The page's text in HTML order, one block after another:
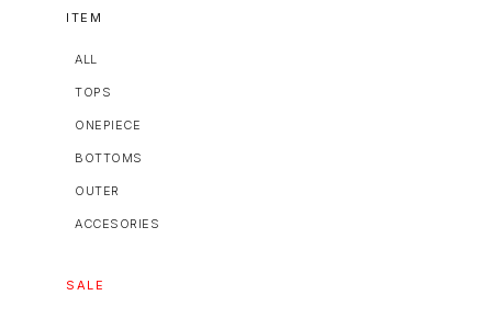
ITEM
ALL
TOPS
ONEPIECE
BOTTOMS
OUTER
ACCESORIES
SALE